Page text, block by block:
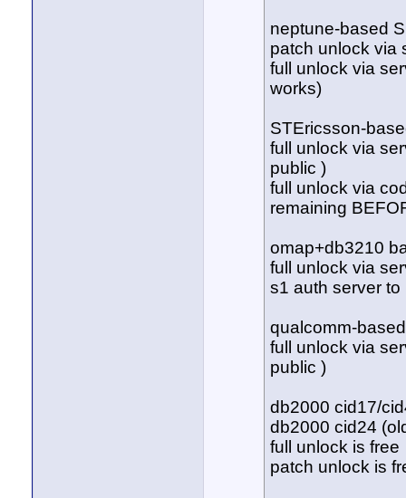
neptune-based
patch unlock via
full unlock via
works)
STEricsson-
full unlock via
public )
full unlock via
remaining
omap+db3210
full unlock via
s1 auth server to
qualcomm-
full unlock via
public )
db2000 cid17/
db2000 cid24
full unlock is free
patch unlock is